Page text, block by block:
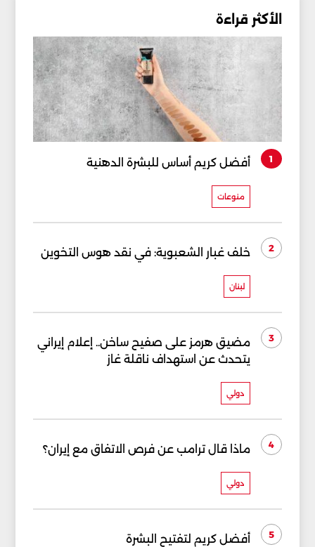
الأكثر قراءة
1 أفضل كريم أساس للبشرة الدهنية
منوعات
2 خلف غبار الشعبوية: في نقد هوس التخوين
لبنان
3
مضيق هرمز على صفيح ساخن.. إعلام إيراني
يتحدث عن استهداف ناقلة غاز
دولي
4 ماذا قال ترامب عن فرص الاتفاق مع إيران؟
دولي
5 أفضل كريم لتفتيح البشرة